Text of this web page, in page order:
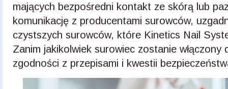
mających bezpośredni kontakt ze skórą lub
komunikację z producentami surowców,
czystszych surowców, które Kinetics Nail
Zanim jakikolwiek surowiec zostanie
zgodności z przepisami i kwestii